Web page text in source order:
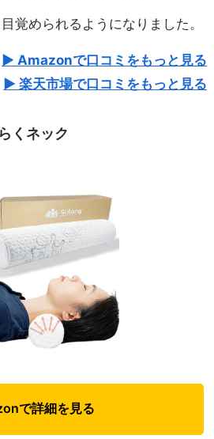
覚められるようになりました。
Amazonで口コミをもっと見る
楽天市場で口コミをもっと見る
くネック
で詳細を見る